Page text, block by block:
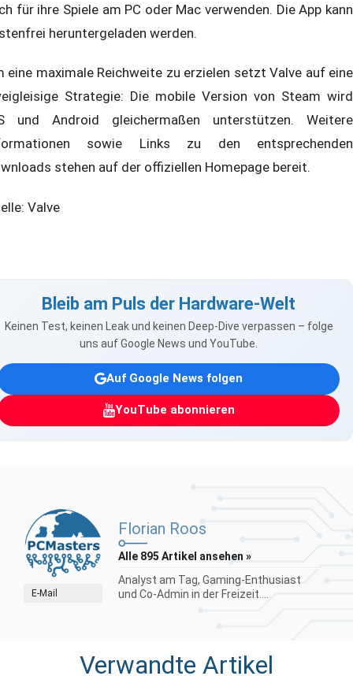
für ihre Spiele am PC oder Mac verwenden. Die App kann
heruntergeladen werden.
eine maximale Reichweite zu erzielen setzt Valve auf eine
Strategie: Die mobile Version von Steam wird
und Android gleichermaßen unterstützen. Weitere
sowie Links zu den entsprechenden
stehen auf der offiziellen Homepage bereit.
Valve
Bleib am Puls der Hardware-Welt
Keinen Test, keinen Leak und keinen Deep-Dive verpassen – folge
uns auf Google News und YouTube.
Auf Google News folgen
YouTube abonnieren
E-Mail
Florian Roos
Alle 895 Artikel ansehen »
Analyst am Tag, Gaming-Enthusiast
und Co-Admin in der Freizeit....
Verwandte Artikel